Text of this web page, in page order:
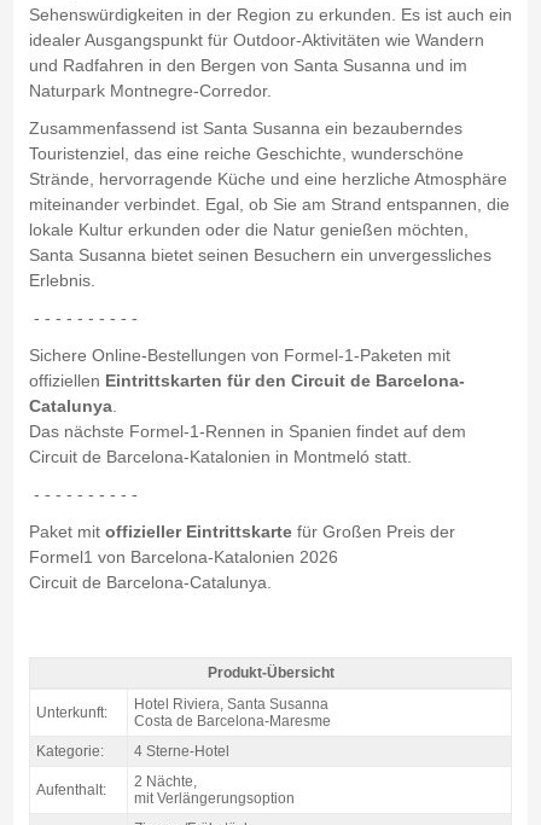
Sehenswürdigkeiten in der Region zu erkunden. Es ist auch ein
idealer Ausgangspunkt für Outdoor-Aktivitäten wie Wandern
und Radfahren in den Bergen von Santa Susanna und im
Naturpark Montnegre-Corredor.
Zusammenfassend ist Santa Susanna ein bezauberndes
Touristenziel, das eine reiche Geschichte, wunderschöne
Strände, hervorragende Küche und eine herzliche Atmosphäre
miteinander verbindet. Egal, ob Sie am Strand entspannen, die
lokale Kultur erkunden oder die Natur genießen möchten,
Santa Susanna bietet seinen Besuchern ein unvergessliches
Erlebnis.
- - - - - - - - - -
Sichere Online-Bestellungen von Formel-1-Paketen mit
offiziellen Eintrittskarten für den Circuit de Barcelona-
Catalunya.
Das nächste Formel-1-Rennen in Spanien findet auf dem
Circuit de Barcelona-Katalonien in Montmeló statt.
- - - - - - - - - -
Paket mit offizieller Eintrittskartefür Großen Preis der
Formel1 von Barcelona-Katalonien 2026
Circuit de Barcelona-Catalunya.
Pack Costa F1 Barcelona, Hotel Riviera 4* / 2 Nächte Z/F - Produkt-Übersicht
Produkt-Übersicht
Unterkunft:
Hotel Riviera, Santa Susanna
Costa de Barcelona-Maresme
Kategorie:
4 Sterne-Hotel
Aufenthalt:
2 Nächte,
mit Verlängerungsoption